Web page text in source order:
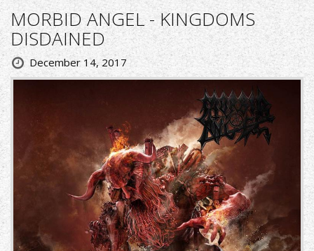
MORBID ANGEL - KINGDOMS
DISDAINED
December 14, 2017